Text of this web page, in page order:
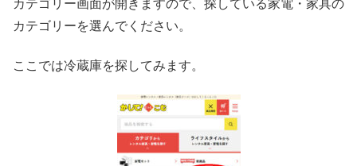
カテゴリー画面が開きますので、探している家電・家具の
カテゴリーを選んでください。
ここでは冷蔵庫を探してみます。